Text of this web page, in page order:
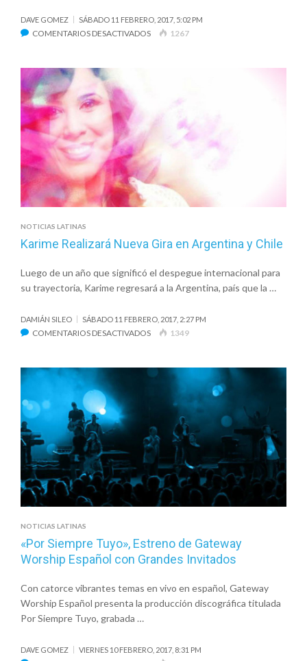
DAVE GOMEZ SÁBADO 11 FEBRERO, 2017, 5:02 PM
COMENTARIOS DESACTIVADOSEN
SENCILLO
MUSICAL,
“DECLARA
GLORIA”
1267
NOTICIAS LATINAS
Karime Realizará Nueva Gira en Argentina y Chile
Luego de un año que significó el despegue internacional para
su trayectoria, Karime regresará a la Argentina, país que la …
DAMIÁN SILEO SÁBADO 11 FEBRERO, 2017, 2:27 PM
COMENTARIOS DESACTIVADOSEN
NUEVA
ARGENTINA
Y
CHILE
1349
NOTICIAS LATINAS
«Por Siempre Tuyo», Estreno de Gateway
Worship Español con Grandes Invitados
Con catorce vibrantes temas en vivo en español, Gateway
Worship Español presenta la producción discográfica titulada
Por Siempre Tuyo, grabada …
DAVE GOMEZ VIERNES 10 FEBRERO, 2017, 8:31 PM